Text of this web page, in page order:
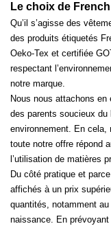
Le choix de
Qu’il s’agisse des
des produits étiquetés
Oeko-Tex et certifiée
respectant
notre marque.
Nous nous attachons
des parents soucieux du
environnement. En cela,
toute notre offre répond
l’utilisation de matières
Du côté pratique et
affichés à un prix
quantités, notamment
naissance. En